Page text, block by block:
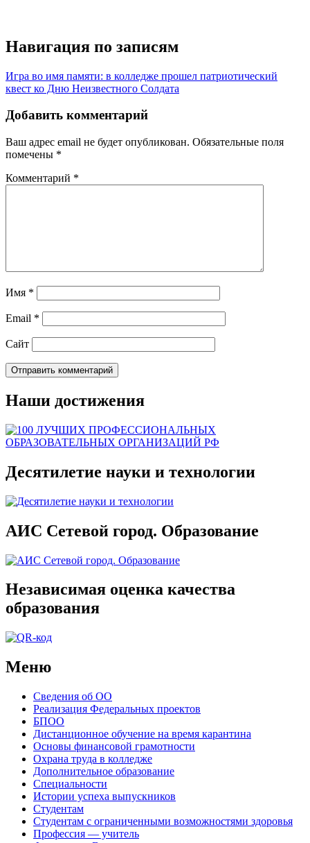
Навигация по записям
Игра во имя памяти: в колледже прошел патриотический
квест ко Дню Неизвестного Солдата
Добавить комментарий
Ваш адрес email не будет опубликован. Обязательные поля
помечены *
Комментарий *
Имя *
Email *
Сайт
Наши достижения
Десятилетие науки и технологии
АИС Сетевой город. Образование
Независимая оценка качества
образования
Меню
Сведения об ОО
Реализация Федеральных проектов
БПОО
Дистанционное обучение на время карантина
Основы финансовой грамотности
Охрана труда в колледже
Дополнительное образование
Специальности
Истории успеха выпускников
Студентам
Студентам с ограниченными возможностями здоровья
Профессия — учитель